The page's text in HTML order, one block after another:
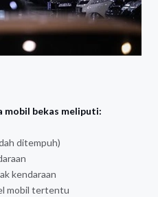
mobil bekas meliputi:
ditempuh)
kendaraan
mobil tertentu